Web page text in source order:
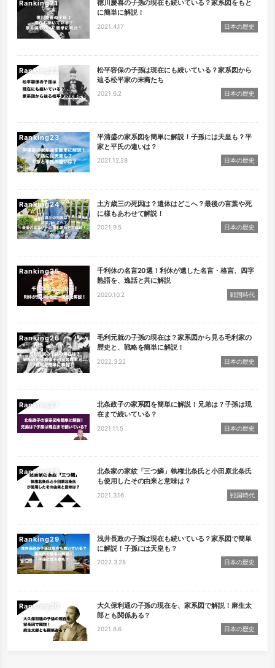
Ranking
徳川慶喜の子孫の現在も続いている？家系図をもと
に簡単に解説！
2021.4.17 日本の歴史
Ranking
松平容保の子孫は現在にも続いている？家系図から
辿る松平家の末裔たち
2021.6.2 日本の歴史
Ranking
平清盛の家系図を簡単に解説！子孫には天皇も？平
家と平氏の違いは？
2021.12.28 日本の歴史
Ranking
土方歳三の死因は？遺体はどこへ？最後の言葉や死
に様もあわせて解説！
2021.9.5 日本の歴史
Ranking
千利休の名言20選！利休が遺した名言・格言、四字
熟語を、逸話と共に解説
2020.10.2 戦国時代
Ranking
毛利元就の子孫の現在は？家系図から見る毛利家の
歴史と、戦略を簡単に解説！
2022.3.22 日本の歴史
Ranking
北条政子の家系図を簡単に解説！兄弟は？子孫は現
在まで続いている？
2021.11.5 日本の歴史
Ranking
北条家の家紋「三つ鱗」執権北条氏と小田原北条氏
も使用したその由来と意味は？
2021.3.16 戦国時代
Ranking
浅井長政の子孫は現在も続いている？家系図で簡単
に解説！子孫には天皇も？
2022.3.28 日本の歴史
Ranking
大久保利通の子孫の現在を、家系図で解説！麻生太
郎とも関係ある？
2021.8.6 日本の歴史